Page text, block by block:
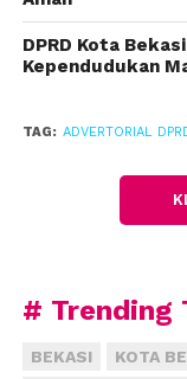
“Saya meminta
ulang kebijakan
DPRD Kota
Kependudukan
TAG: ADVERTORIAL
# Trending
BEKASI KOTA